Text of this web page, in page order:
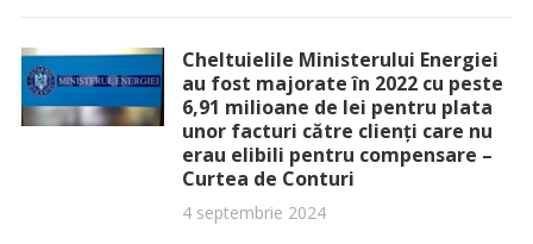
Cheltuielile Ministerului Energiei
au fost majorate în 2022 cu peste
6,91 milioane de lei pentru plata
unor facturi către clienți care nu
erau elibili pentru compensare –
Curtea de Conturi
4 septembrie 2024